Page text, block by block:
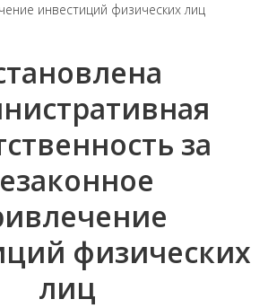
инвестиций физических лиц
за
физических
лиц